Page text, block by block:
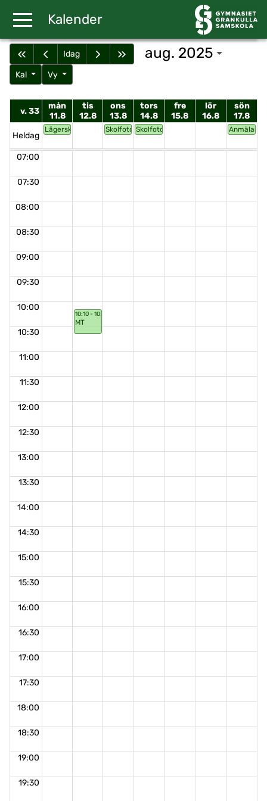
Kalender
Idag aug. 2025
Kal Vy
v. 33
mån
11.8
tis
12.8
ons
13.8
tors
14.8
fre
15.8
lör
16.8
sön
17.8
Heldag
Lägerskola åk 1 Skolfoto Skolfoto Anmälan
07:00
07:30
08:00
08:30
09:00
09:30
10:00
10:30
11:00
11:30
12:00
12:30
13:00
13:30
14:00
14:30
15:00
15:30
16:00
16:30
17:00
17:30
18:00
18:30
19:00
19:30
10:10 - 10:40
MT